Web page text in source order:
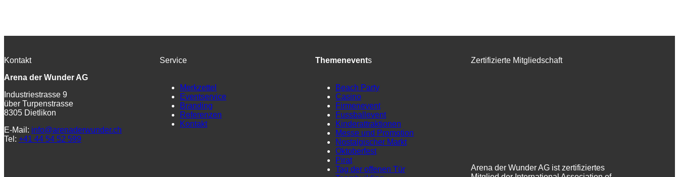
Kontakt
Arena der Wunder AG
Industriestrasse 9
über Turpenstrasse
8305 Dietlikon
E-Mail: info@arenaderwunder.ch
Tel: +41 44 54 52 599
Service
Merkzettel
Eventservice
Branding
Referenzen
Kontakt
Themenevents
Beach Party
Casino
Firmenevent
Fussballevent
Kinderattraktionen
Messe und Promotion
Nostalgischer Markt
Oktoberfest
Pirat
Tag der offenen Tür
Zertifizierte Mitgliedschaft
Arena der Wunder AG ist zertifiziertes